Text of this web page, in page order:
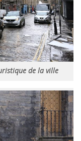
de la ville